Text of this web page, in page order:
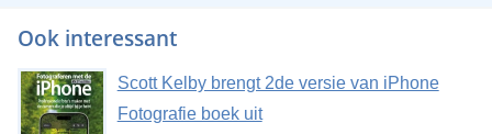
Ook interessant
Scott Kelby brengt 2de versie van iPhone
Fotografie boek uit